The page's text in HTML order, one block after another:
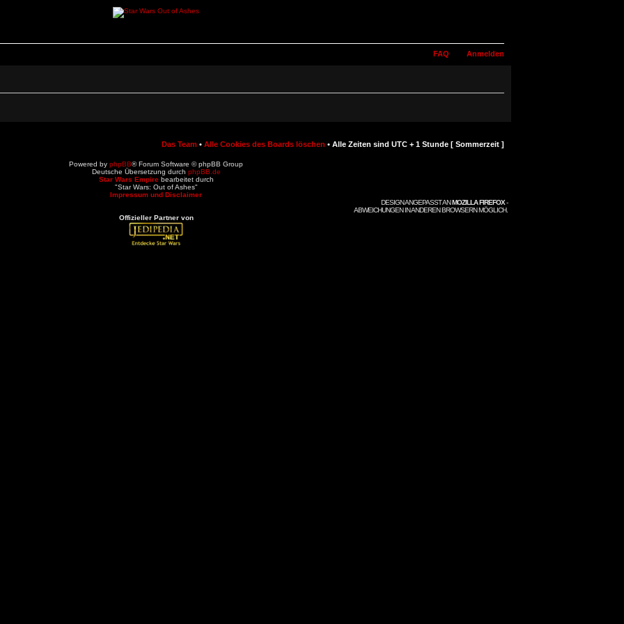
FAQ Anmelden
Das Team • Alle Cookies des Boards löschen • Alle Zeiten sind UTC + 1 Stunde [ Sommerzeit ]
Powered by phpBB® Forum Software © phpBB Group
Deutsche Übersetzung durch phpBB.de
Star Wars Empirebearbeitet durch
"Star Wars: Out of Ashes"
Impressum und Disclaimer
DESIGN ANGEPASST ANMOZILLA FIREFOX-
ABWEICHUNGEN IN ANDEREN BROWSERN MÖGLICH.
Offizieller Partner von